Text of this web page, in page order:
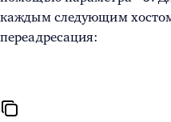
каждым следующим хостом
переадресация: